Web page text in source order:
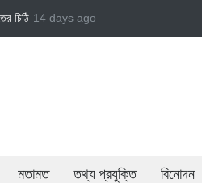
জামায়াত এমপি গাজী নজরুল ইসলামকে দল থেকে বহিষ্কার
14 days ago
মতামত তথ্য প্রযুক্তি বিনোদন